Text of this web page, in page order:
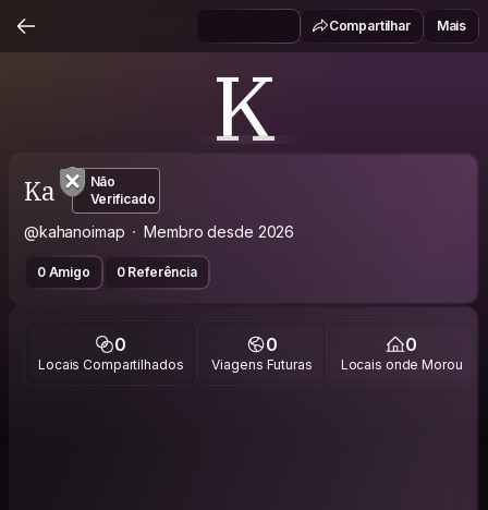
Compartilhar Mais
K
Ka
Não
Verificado
@kahanoimap Membro desde 2026
0 Amigo 0 Referência
0
Locais Compartilhados
0
Viagens Futuras
0
Locais onde Morou